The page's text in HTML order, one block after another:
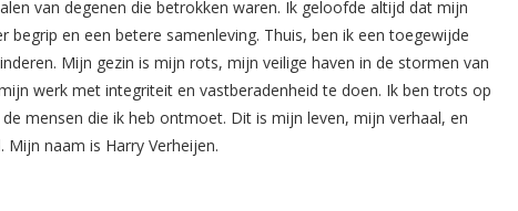
van degenen die betrokken waren. Ik geloofde altijd dat mijn
begrip en een betere samenleving. Thuis, ben ik een toegewijde
Mijn gezin is mijn rots, mijn veilige haven in de stormen van
werk met integriteit en vastberadenheid te doen. Ik ben trots op
mensen die ik heb ontmoet. Dit is mijn leven, mijn verhaal, en
naam is Harry Verheijen.